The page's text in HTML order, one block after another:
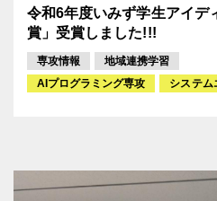
令和6年度いみず学生アイデ
賞」受賞しました!!!
専攻情報
地域連携学習
AIプログラミング専攻
システム